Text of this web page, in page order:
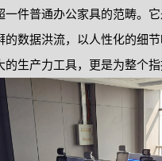
件普通办公家具的范畴。
数据洪流，以人性化的细
生产力工具，更是为整个